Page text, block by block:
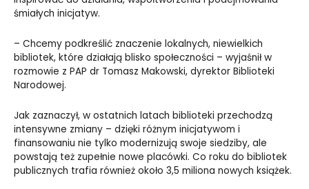
śmiałych inicjatyw.
– Chcemy podkreślić znaczenie lokalnych, niewielkich
bibliotek, które działają blisko społeczności – wyjaśnił w
rozmowie z PAP dr Tomasz Makowski, dyrektor Biblioteki
Narodowej.
Jak zaznaczył, w ostatnich latach biblioteki przechodzą
intensywne zmiany – dzięki różnym inicjatywom i
finansowaniu nie tylko modernizują swoje siedziby, ale
powstają też zupełnie nowe placówki. Co roku do bibliotek
publicznych trafia również około 3,5 miliona nowych książek.